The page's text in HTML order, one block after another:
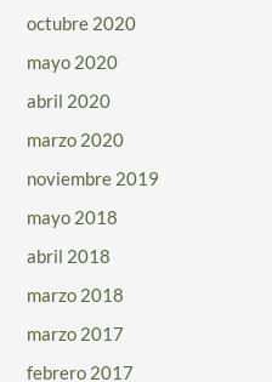
octubre 2020
mayo 2020
abril 2020
marzo 2020
noviembre 2019
mayo 2018
abril 2018
marzo 2018
marzo 2017
febrero 2017